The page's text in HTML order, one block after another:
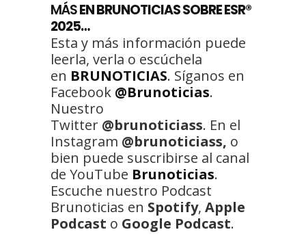
MÁSEN BRUNOTICIAS SOBRE ESR®️
2025…
Esta y más información puede
leerla, verla o escúchela
en BRUNOTICIAS. Síganos en
Facebook @Brunoticias.
Nuestro
Twitter @brunoticiass. En el
Instagram @brunoticiass, o
bien puede suscribirse al canal
de YouTube Brunoticias.
Escuche nuestro Podcast
Brunoticias en Spotify, Apple
Podcast o Google Podcast.